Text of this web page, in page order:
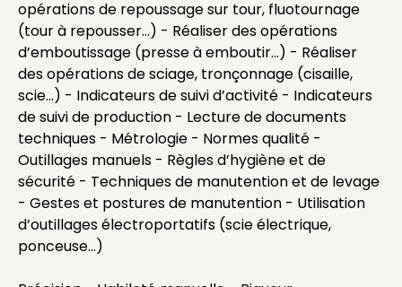
opérations de repoussage sur tour, fluotournage
(tour à repousser...) - Réaliser des opérations
d’emboutissage (presse à emboutir...) - Réaliser
des opérations de sciage, tronçonnage (cisaille,
scie...) - Indicateurs de suivi d’activité - Indicateurs
de suivi de production - Lecture de documents
techniques - Métrologie - Normes qualité -
Outillages manuels - Règles d’hygiène et de
sécurité - Techniques de manutention et de levage
- Gestes et postures de manutention - Utilisation
d’outillages électroportatifs (scie électrique,
ponceuse…)